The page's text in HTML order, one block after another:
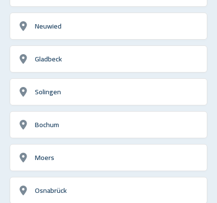
Neuwied
Gladbeck
Solingen
Bochum
Moers
Osnabrück